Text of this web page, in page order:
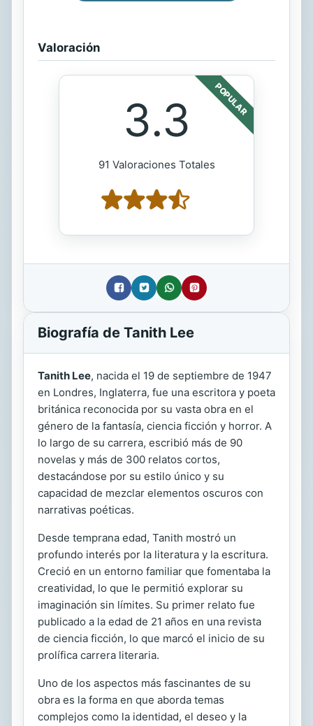
Valoración
POPULAR
3.3
91 Valoraciones Totales
Biografía de Tanith Lee
Tanith Lee, nacida el 19 de septiembre de 1947
en Londres, Inglaterra, fue una escritora y poeta
británica reconocida por su vasta obra en el
género de la fantasía, ciencia ficción y horror. A
lo largo de su carrera, escribió más de 90
novelas y más de 300 relatos cortos,
destacándose por su estilo único y su
capacidad de mezclar elementos oscuros con
narrativas poéticas.
Desde temprana edad, Tanith mostró un
profundo interés por la literatura y la escritura.
Creció en un entorno familiar que fomentaba la
creatividad, lo que le permitió explorar su
imaginación sin límites. Su primer relato fue
publicado a la edad de 21 años en una revista
de ciencia ficción, lo que marcó el inicio de su
prolífica carrera literaria.
Uno de los aspectos más fascinantes de su
obra es la forma en que aborda temas
complejos como la identidad, el deseo y la